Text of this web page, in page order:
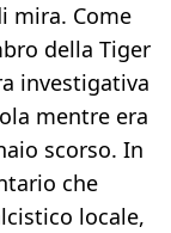
mira. Come
della Tiger
investigativa
mentre era
scorso. In
che
locale,